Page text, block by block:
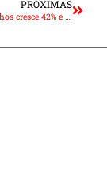
PRÓXIMAS
Procura por guinchos cresce 42% e acende alerta para manutenção preventiva